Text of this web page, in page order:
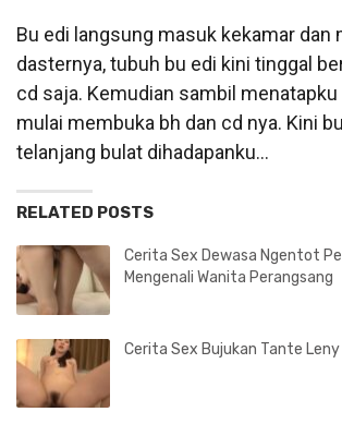
Bu edi langsung masuk kekamar dan
dasternya, tubuh bu edi kini tinggal
cd saja. Kemudian sambil menatapku
mulai membuka bh dan cd nya. Kini
telanjang bulat dihadapanku…
RELATED POSTS
Cerita Sex Dewasa Ngentot
Mengenali Wanita Perangsang
Cerita Sex Bujukan Tante